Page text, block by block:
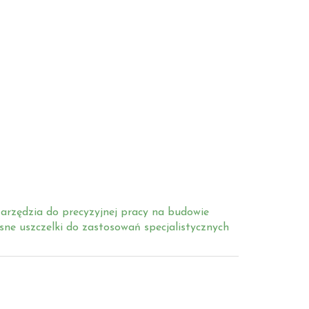
do precyzyjnej pracy na budowie
uszczelki do zastosowań specjalistycznych